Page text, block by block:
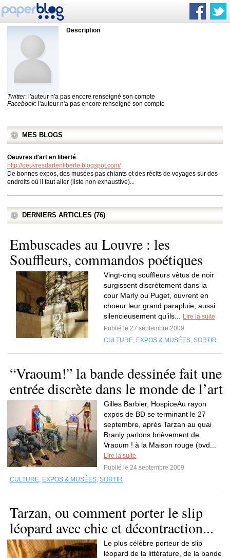
Description
Twitter: l'auteur n'a pas encore renseigné son compte
Facebook: l'auteur n'a pas encore renseigné son compte
MES BLOGS
Oeuvres d'art en liberté
http://oeuvresdartenliberte.blogspot.com/
De bonnes expos, des musées pas chiants et des récits de voyages sur des
endroits où il faut aller (liste non exhaustive)...
DERNIERS ARTICLES (76)
Embuscades au Louvre : les
Souffleurs, commandos poétiques
Vingt-cinq souffleurs vêtus de noir
surgissent discrètement dans la
cour Marly ou Puget, ouvrent en
choeur leur grand parapluie, aussi
silencieusement qu’ils...
Lire la suite
Publié le 27 septembre 2009
CULTURE, EXPOS & MUSÉES, SORTIR
“Vraoum!” la bande dessinée fait une
entrée discrète dans le monde de l’art
Gilles Barbier, HospiceAu rayon
expos de BD se terminant le 27
septembre, après Tarzan au quai
Branly parlons brièvement de
Vraoum ! à la Maison rouge (bvd...
Lire la suite
Publié le 24 septembre 2009
CULTURE, EXPOS & MUSÉES, SORTIR
Tarzan, ou comment porter le slip
léopard avec chic et décontraction...
Le plus célèbre porteur de slip
léopard de la littérature, de la bande